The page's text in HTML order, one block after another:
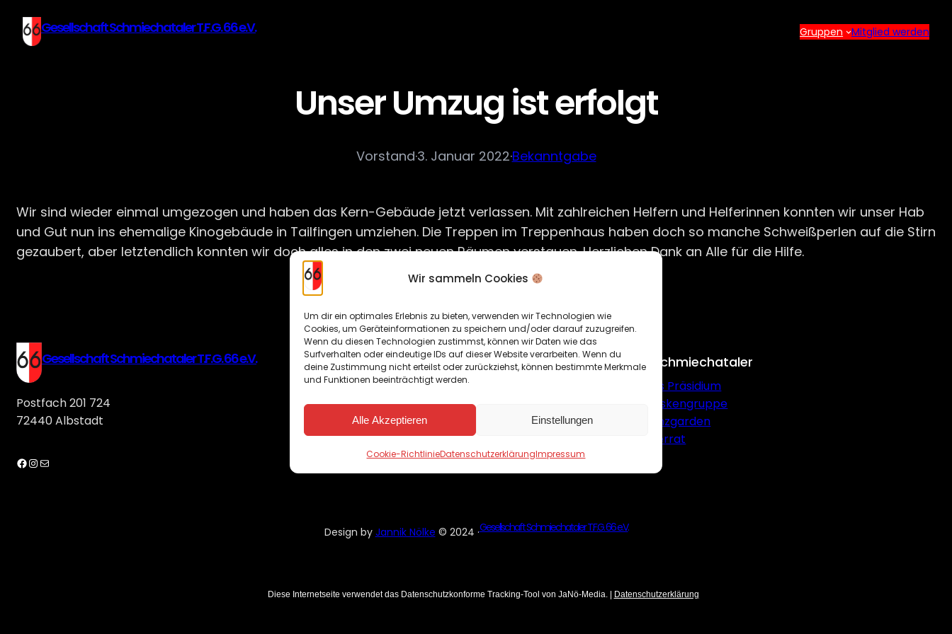
Wir sammeln Cookies
Um dir ein optimales Erlebnis zu bieten, verwenden wir Technologien wie
Cookies, um Geräteinformationen zu speichern und/oder darauf zuzugreifen.
Wenn du diesen Technologien zustimmst, können wir Daten wie das
Surfverhalten oder eindeutige IDs auf dieser Website verarbeiten. Wenn du
deine Zustimmung nicht erteilst oder zurückziehst, können bestimmte Merkmale
und Funktionen beeinträchtigt werden.
Alle Akzeptieren Einstellungen
Cookie-RichtlinieDatenschutzerklärungImpressum
Gesellschaft Schmiechataler T.F.G. 66 e.V. Gruppen Mitglied werden
Unser Umzug ist erfolgt
Vorstand·3. Januar 2022·Bekanntgabe
Wir sind wieder einmal umgezogen und haben das Kern-Gebäude jetzt verlassen. Mit zahlreichen Helfern und Helferinnen konnten wir unser Hab
und Gut nun ins ehemalige Kinogebäude in Tailfingen umziehen. Die Treppen im Treppenhaus haben doch so manche Schweißperlen auf die Stirn
gezaubert, aber letztendlich konnten wir doch alles in den zwei neuen Räumen verstauen. Herzlichen Dank an Alle für die Hilfe.
Gesellschaft Schmiechataler T.F.G. 66 e.V.
Postfach 201 724
72440 Albstadt
Facebook InstagramE-Mail
Rechtliches
Impressum
Datenschutz
Cookie-Richtlinie
Die Schmiechataler
Das Präsidium
Maskengruppe
Tanzgarden
Elferrat
Design by Jannik Nölke © 2024 ·Gesellschaft Schmiechataler T.F.G. 66 e.V.
Diese Internetseite verwendet das Datenschutzkonforme Tracking-Tool von JaNö-Media. | Datenschutzerklärung